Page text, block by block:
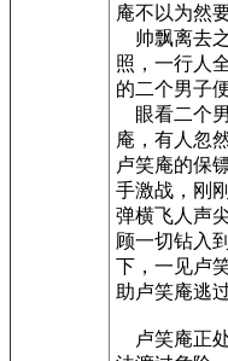
庵不以为然
帅飘离去
照，一行人
的二个男子
眼看二个
庵，有人忽
卢笑庵的保
手激战，刚
弹横飞人声
顾一切钻入
下，一见卢
助卢笑庵逃
卢笑庵正